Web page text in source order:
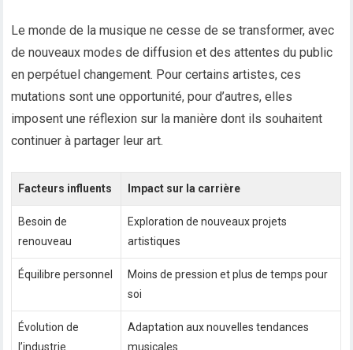
Le monde de la musique ne cesse de se transformer, avec
de nouveaux modes de diffusion et des attentes du public
en perpétuel changement. Pour certains artistes, ces
mutations sont une opportunité, pour d’autres, elles
imposent une réflexion sur la manière dont ils souhaitent
continuer à partager leur art.
Facteurs influents Impact sur la carrière
Besoin de
renouveau
Exploration de nouveaux projets
artistiques
Équilibre personnel
Moins de pression et plus de temps pour
soi
Évolution de
l’industrie
Adaptation aux nouvelles tendances
musicales